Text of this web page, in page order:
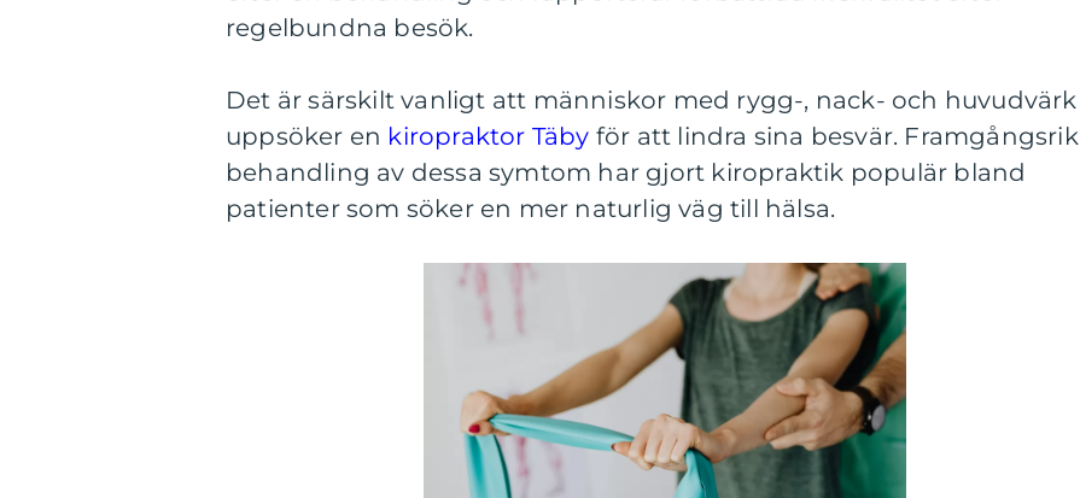
regelbundna besök.
Det är särskilt vanligt att människor med rygg-, nack- och huvudvärk
uppsöker en kiropraktor Täby för att lindra sina besvär. Framgångsrik
behandling av dessa symtom har gjort kiropraktik populär bland
patienter som söker en mer naturlig väg till hälsa.